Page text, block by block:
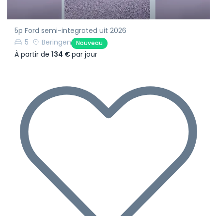
5p Ford semi-integrated uit 2026
5
Beringen Nouveau
À partir de 134 €par jour